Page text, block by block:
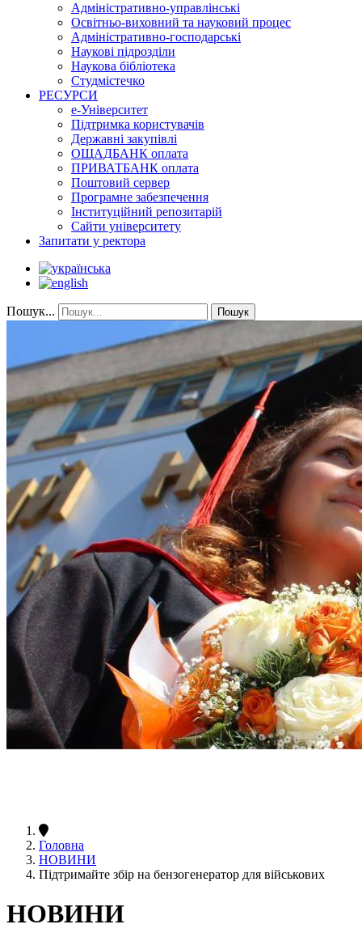
Адміністративно-управлінські
Освітньо-виховний та науковий процес
Адміністративно-господарські
Наукові підрозділи
Наукова бібліотека
Студмістечко
РЕСУРСИ
е-Університет
Підтримка користувачів
Державні закупівлі
ОЩАДБАНК оплата
ПРИВАТБАНК оплата
Поштовий сервер
Програмне забезпечення
Інституційний репозитарій
Сайти університету
Запитати у ректора
Пошук... Пошук
Головна
НОВИНИ
Підтримайте збір на бензогенератор для військових
НОВИНИ